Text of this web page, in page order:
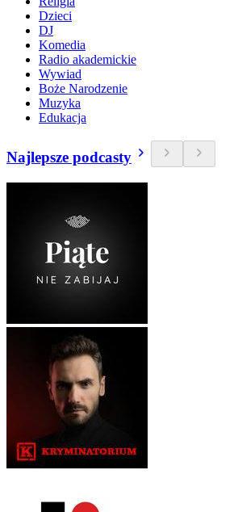
Dzieci
DJ
Komedia
Radio akademickie
Wywiad
Boże Narodzenie
Muzyka
Edukacja
Najlepsze podcasty